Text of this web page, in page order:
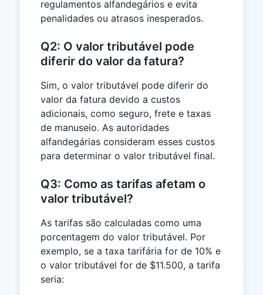
regulamentos alfandegários e evita
penalidades ou atrasos inesperados.
Q2: O valor tributável pode
diferir do valor da fatura?
Sim, o valor tributável pode diferir do
valor da fatura devido a custos
adicionais, como seguro, frete e taxas
de manuseio. As autoridades
alfandegárias consideram esses custos
para determinar o valor tributável final.
Q3: Como as tarifas afetam o
valor tributável?
As tarifas são calculadas como uma
porcentagem do valor tributável. Por
exemplo, se a taxa tarifária for de 10% e
o valor tributável for de $11.500, a tarifa
seria: